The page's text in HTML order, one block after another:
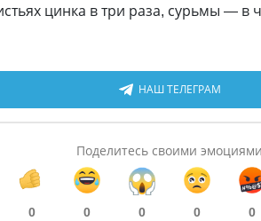
цинка в три раза, сурьмы — в
НАШ ТЕЛЕГРАМ
Поделитесь своими эмоциями
0 0 0 0 0